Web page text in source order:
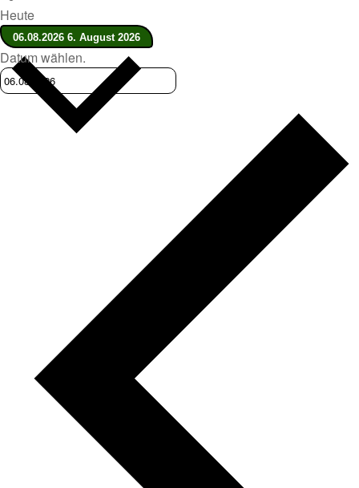
Heute
06.08.2026 6. August 2026
Datum wählen.